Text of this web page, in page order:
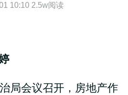
10:10 2.5w阅读
局会议召开，房地产作